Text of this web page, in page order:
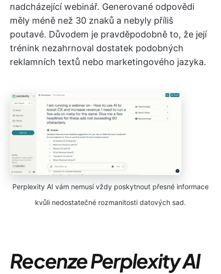
nadcházející webinář. Generované odpovědi
měly méně než 30 znaků a nebyly příliš
poutavé. Důvodem je pravděpodobně to, že její
trénink nezahrnoval dostatek podobných
reklamních textů nebo marketingového jazyka.
Perplexity AI vám nemusí vždy poskytnout přesné informace
kvůli nedostatečné rozmanitosti datových sad.
Recenze Perplexity AI